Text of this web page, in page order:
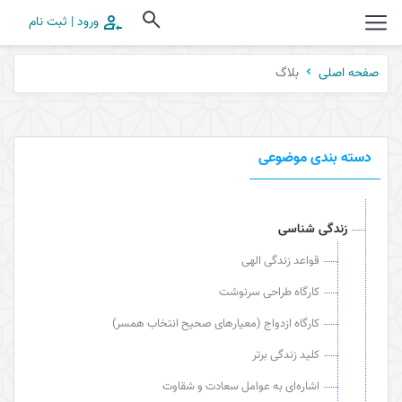
ورود | ثبت نام
صفحه اصلی بلاگ
دسته بندی موضوعی
زندگی شناسی
قواعد زندگی الهی
کارگاه طراحی سرنوشت
کارگاه ازدواج (معیارهای صحیح انتخاب همسر)
کلید زندگی برتر
اشاره‌ای به عوامل سعادت و شقاوت